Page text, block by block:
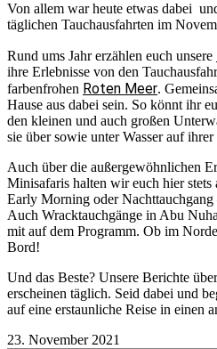
Von allem war heute etwas dabei
täglichen Tauchausfahrten im
Rund ums Jahr erzählen euch unsere
ihre Erlebnisse von den
farbenfrohen Roten Meer.
Hause aus dabei sein. So könnt ihr
den kleinen und auch großen
sie über sowie unter Wasser auf
Auch über die außergewöhnlichen
Minisafaris halten wir euch hier
Early Morning oder
Auch Wracktauchgänge in Abu
mit auf dem Programm. Ob im
Bord!
Und das Beste? Unsere Berichte
erscheinen täglich. Seid dabei und
auf eine erstaunliche Reise in einen
23. November 2021